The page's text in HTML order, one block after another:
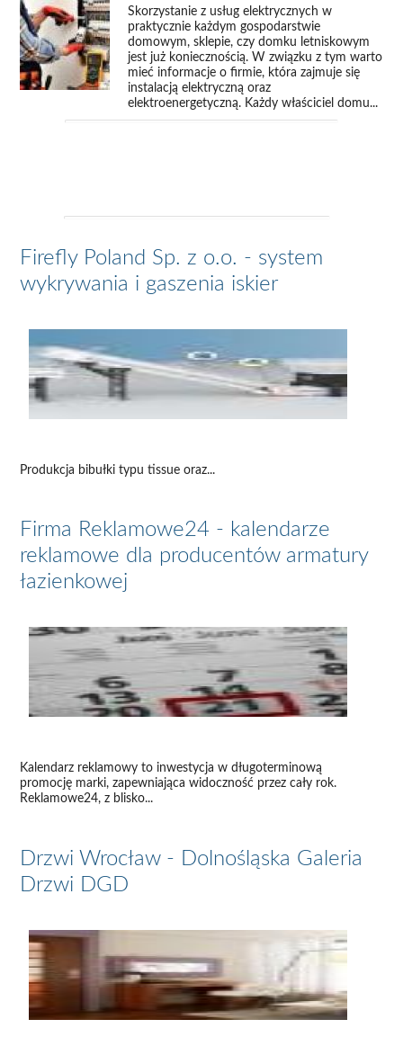
Skorzystanie z usług elektrycznych w
praktycznie każdym gospodarstwie
domowym, sklepie, czy domku letniskowym
jest już koniecznością. W związku z tym warto
mieć informacje o firmie, która zajmuje się
instalacją elektryczną oraz
elektroenergetyczną. Każdy właściciel domu...
Firefly Poland Sp. z o.o. - system
wykrywania i gaszenia iskier
Produkcja bibułki typu tissue oraz...
Firma Reklamowe24 - kalendarze
reklamowe dla producentów armatury
łazienkowej
Kalendarz reklamowy to inwestycja w długoterminową
promocję marki, zapewniająca widoczność przez cały rok.
Reklamowe24, z blisko...
Drzwi Wrocław - Dolnośląska Galeria
Drzwi DGD